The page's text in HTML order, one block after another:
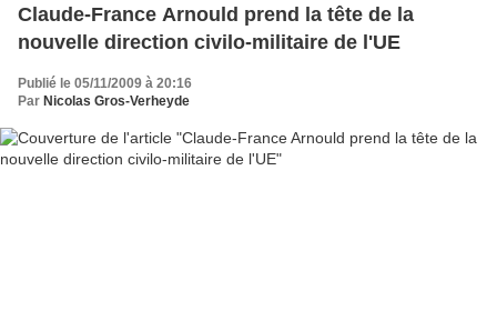
Claude-France Arnould prend la tête de la
nouvelle direction civilo-militaire de l'UE
Publié le 05/11/2009 à 20:16
Par Nicolas Gros-Verheyde